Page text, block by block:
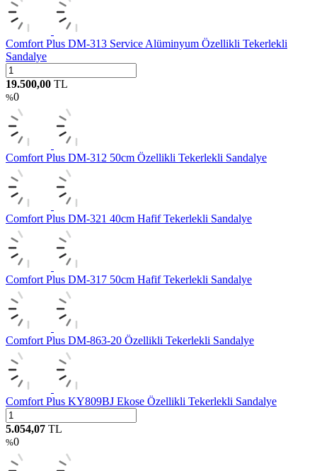
Comfort Plus DM-313 Service Alüminyum Özellikli Tekerlekli
Sandalye
19.500,00 TL
%0
Comfort Plus DM-312 50cm Özellikli Tekerlekli Sandalye
Comfort Plus DM-321 40cm Hafif Tekerlekli Sandalye
Comfort Plus DM-317 50cm Hafif Tekerlekli Sandalye
Comfort Plus DM-863-20 Özellikli Tekerlekli Sandalye
Comfort Plus KY809BJ Ekose Özellikli Tekerlekli Sandalye
5.054,07 TL
%0